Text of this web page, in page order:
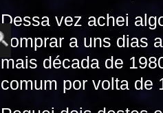
Dessa vez achei
comprar a uns dias
mais década de
comum por volta de